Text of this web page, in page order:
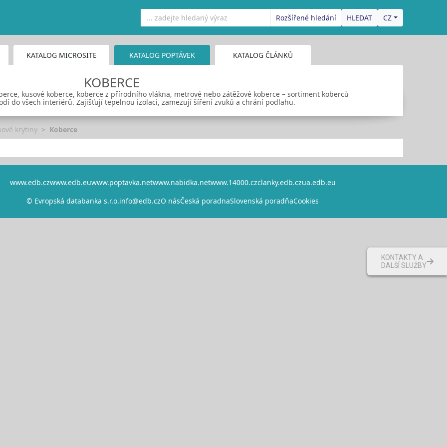
Rozšířené hledání CZ
KATALOG MICROSITE KATALOG POPTÁVEK KATALOG ČLÁNKŮ
KOBERCE
kusové koberce, koberce z přírodního vlákna, metrové nebo zátěžové koberce – sortiment koberců
do všech interiérů. Zajišťují tepelnou izolaci, zamezují šíření zvuků a chrání podlahu.
krytiny
Koberce
www.edb.czwww.edb.euwww.poptavka.netwww.nabidka.netwww.14000.czclanky.edb.czua.edb.eu
© Evropská databanka s.r.o.info@edb.czO násČeská poradnaSlovenská poradňaCookies
KONTAKTY A
DALŠÍ SLUŽBY